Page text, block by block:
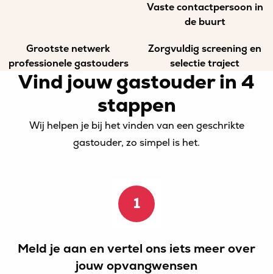
Vaste contactpersoon in
de buurt
Grootste netwerk
professionele gastouders
Zorgvuldig screening en
selectie traject
Vind jouw gastouder in 4
stappen
Wij helpen je bij het vinden van een geschrikte
gastouder, zo simpel is het.
1
Meld je aan en vertel ons iets meer over
jouw opvangwensen